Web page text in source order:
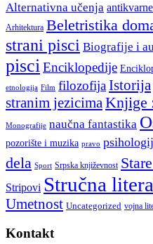
Alternativna učenja
Arhitektura Beletristika
strani pisci Biografije i
pisciEnciklopedije
etnologija Film filozofijaIstorija
stranim jezicimaKnjige
Monografije naučna fantastika
pozorište i muzika pravo
dela Sport Srpska književnost
Stripovi Stručna
Umetnost Uncategorized vojna
Kontakt